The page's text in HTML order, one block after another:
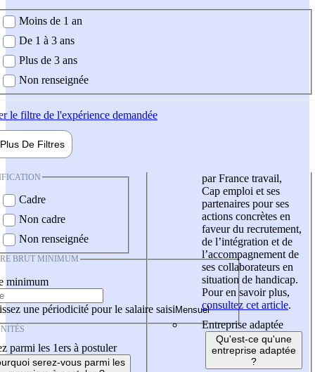
demandée
Moins de 1 an
De 1 à 3 ans
Plus de 3 ans
Non renseignée
le filtre de l'expérience demandée
Plus De Filtres
Cadre
Non cadre
Non renseignée
BRUT MINIMUM
minimum
une périodicité pour le salaire saisi
parmi les 1ers à postuler
serez-vous parmi les
par France travail,
Cap emploi et ses
partenaires pour ses
actions concrètes en
faveur du recrutement,
de l’intégration et de
l’accompagnement de
ses collaborateurs en
situation de handicap.
Pour en savoir plus,
consultez cet article.
Entreprise adaptée
Qu'est-ce qu'une
entreprise adaptée
?